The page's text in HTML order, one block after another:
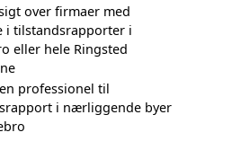
over firmaer med
i tilstandsrapporter i
eller hele Ringsted
professionel til
i nærliggende byer